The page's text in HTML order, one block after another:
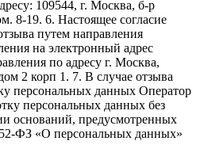
109544, г. Москва, б-р
8-19. 6. Настоящее согласие
путем направления
на электронный адрес
по адресу г. Москва,
2 корп 1. 7. В случае отзыва
персональных данных Оператор
персональных данных без
оснований, предусмотренных
ФЗ «О персональных данных»